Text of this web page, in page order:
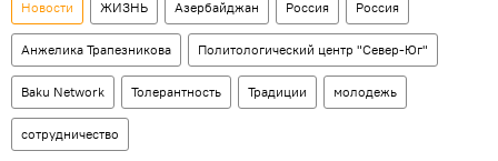
Новости ЖИЗНЬ Азербайджан Россия Россия
Анжелика Трапезникова Политологический центр "Север-Юг"
Baku Network Толерантность Традиции молодежь
сотрудничество